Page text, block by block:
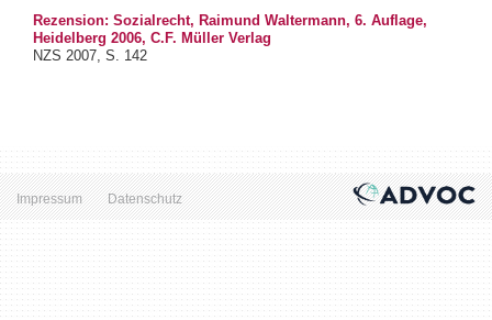
Rezension: Sozialrecht, Raimund Waltermann, 6. Auflage,
Heidelberg 2006, C.F. Müller Verlag
NZS 2007, S. 142
Impressum Datenschutz